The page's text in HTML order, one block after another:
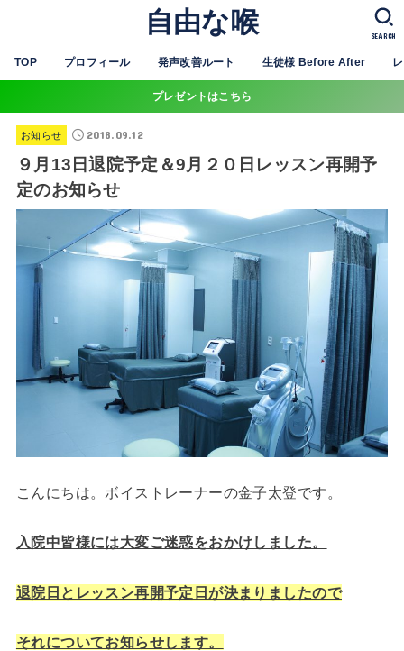
自由な喉
TOP プロフィール 発声改善ルート 生徒様 Before After
SEARCH
プレゼントはこちら
お知らせ 2018.09.12
９月13日退院予定＆9月２０日レッスン再開予
定のお知らせ
こんにちは。ボイストレーナーの金子太登です。
入院中皆様には大変ご迷惑をおかけしました。
退院日とレッスン再開予定日が決まりましたので
それについてお知らせします。